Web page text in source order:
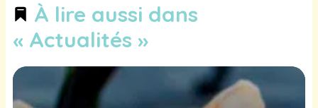
À lire aussi dans
« Actualités »